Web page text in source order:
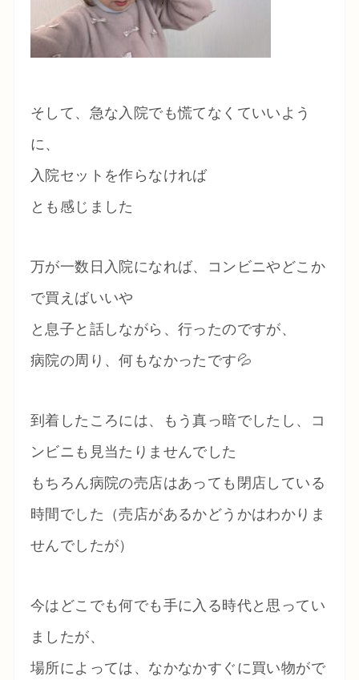
そして、急な入院でも慌てなくていいよう
に、
入院セットを作らなければ
とも感じました
万が一数日入院になれば、コンビニやどこか
で買えばいいや
と息子と話しながら、行ったのですが、
病院の周り、何もなかったです💦
到着したころには、もう真っ暗でしたし、コ
ンビニも見当たりませんでした
もちろん病院の売店はあっても閉店している
時間でした（売店があるかどうかはわかりま
せんでしたが）
今はどこでも何でも手に入る時代と思ってい
ましたが、
場所によっては、なかなかすぐに買い物がで